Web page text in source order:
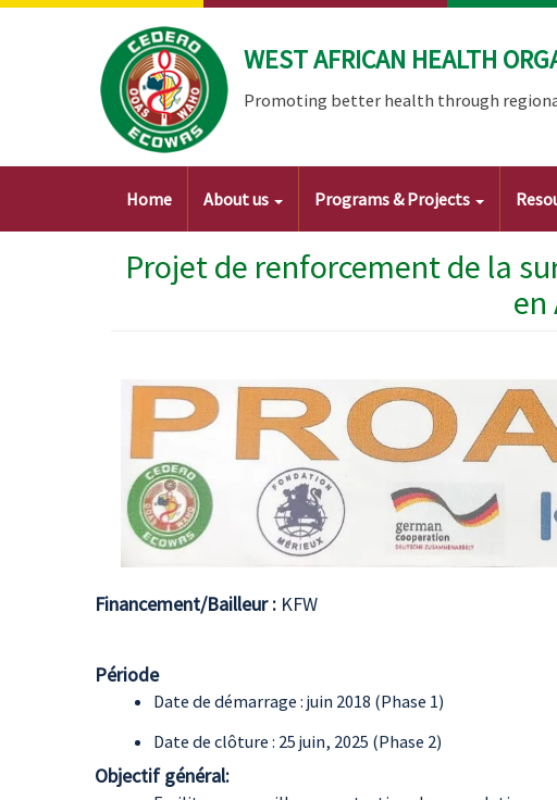
Skip
WEST AFRICAN HEALTH
Promoting better health through
Main
Home About us Programs & Projects
Projet de renforcement de la
en
Financement/Bailleur : KFW
Période
Date de démarrage : juin 2018 (Phase 1)
Date de clôture : 25 juin, 2025 (Phase 2)
Objectif général: